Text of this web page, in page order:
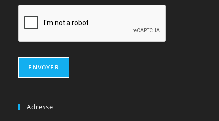
ENVOYER
Adresse